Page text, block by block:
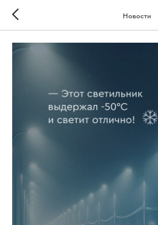
Новости